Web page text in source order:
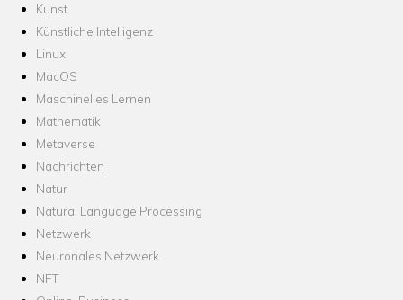
Kunst
Künstliche Intelligenz
Linux
MacOS
Maschinelles Lernen
Mathematik
Metaverse
Nachrichten
Natur
Natural Language Processing
Netzwerk
Neuronales Netzwerk
NFT